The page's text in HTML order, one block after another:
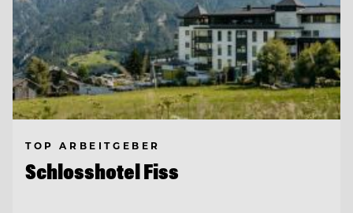
TOP ARBEITGEBER
Schlosshotel Fiss